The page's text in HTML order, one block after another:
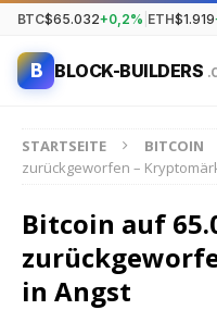
BTC$65.032+0,2% ETH$1.919
B BLOCK-BUILDERS
STARTSEITE BITCOIN
zurückgeworfen –
Bitcoin auf
in Angst